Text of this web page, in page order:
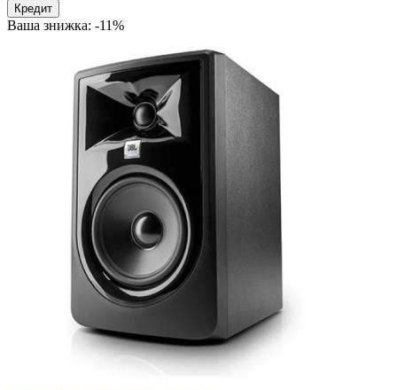
Кредит
Ваша знижка: -11%